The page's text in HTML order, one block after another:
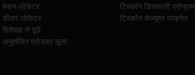
मेसन-लोकेटर
डीलर लोकेटर
विशेषज्ञ से पूछें
अनुशंसित प्रोडक्ट मूल्य
टिस्कॉन डिस्कवरी प्रोग्राम
टिस्कॉन कंज़्यूमर फाइनेंल